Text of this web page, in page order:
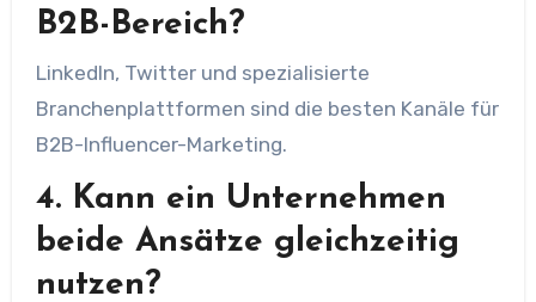
B2B-Bereich?
LinkedIn, Twitter und spezialisierte
Branchenplattformen sind die besten Kanäle für
B2B-Influencer-Marketing.
4. Kann ein Unternehmen
beide Ansätze gleichzeitig
nutzen?